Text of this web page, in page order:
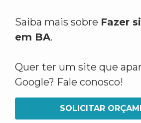
Saiba mais sobre Fazer
em BA.
Quer ter um site que
Google? Fale conosco!
SOLICITAR